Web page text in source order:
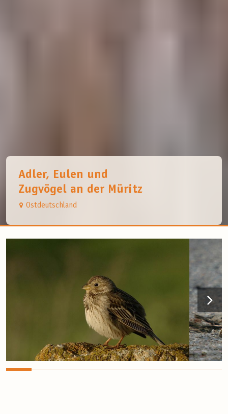
Adler, Eulen und
Zugvögel an der Müritz
Ostdeutschland